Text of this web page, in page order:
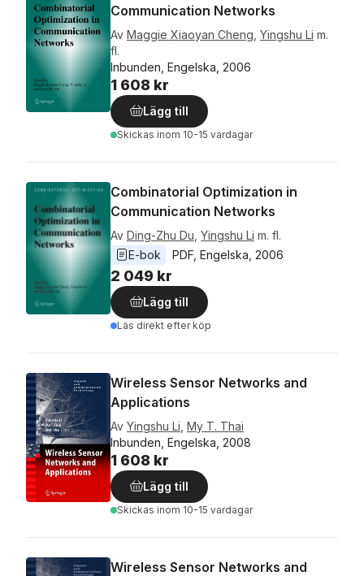
Communication Networks
Av Maggie Xiaoyan Cheng Yingshu Li m.
fl.
Inbunden, Engelska, 2006
1 608 kr
Lägg till
Skickas inom 10-15 vardagar
Combinatorial Optimization in
Communication Networks
Av Ding-Zhu Du Yingshu Li m. fl.
E-bok
PDF Engelska 2006
2 049 kr
Lägg till
Läs direkt efter köp
Wireless Sensor Networks and
Applications
Av Yingshu Li My T. Thai
Inbunden, Engelska, 2008
1 608 kr
Lägg till
Skickas inom 10-15 vardagar
Wireless Sensor Networks and